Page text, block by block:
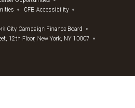
CFB Accessibility
City Campaign Finance Board
12th Floor, New York, NY 10007